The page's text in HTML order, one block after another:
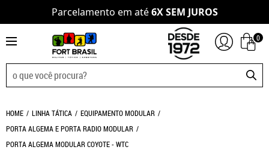
Parcelamento em até6X SEM JUROS
0
HOME LINHA TÁTICA
EQUIPAMENTO MODULAR
PORTA ALGEMA E PORTA RADIO MODULAR
PORTA ALGEMA MODULAR COYOTE - WTC